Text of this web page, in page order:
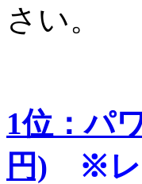
さい。
1位：パ
円)
※レ